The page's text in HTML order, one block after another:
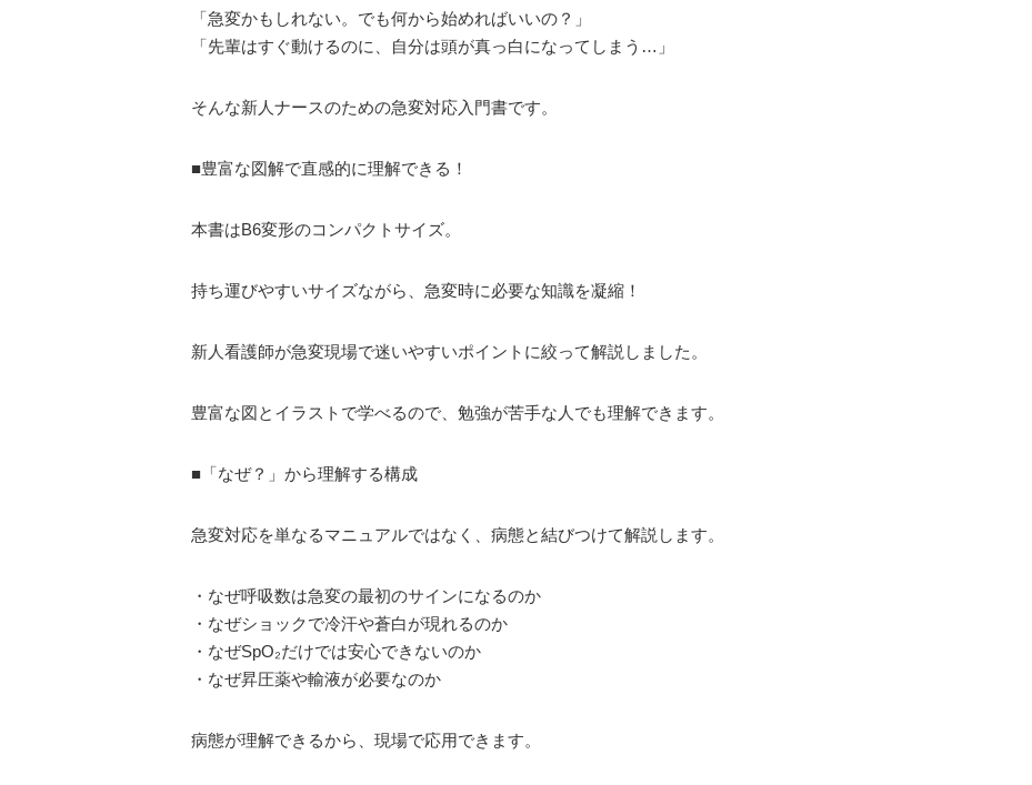
「急変かもしれない。でも何から始めればいいの？」
「先輩はすぐ動けるのに、自分は頭が真っ白になってしまう…」
そんな新人ナースのための急変対応入門書です。
■豊富な図解で直感的に理解できる！
本書はB6変形のコンパクトサイズ。
持ち運びやすいサイズながら、急変時に必要な知識を凝縮！
新人看護師が急変現場で迷いやすいポイントに絞って解説しました。
豊富な図とイラストで学べるので、勉強が苦手な人でも理解できます。
■「なぜ？」から理解する構成
急変対応を単なるマニュアルではなく、病態と結びつけて解説します。
・なぜ呼吸数は急変の最初のサインになるのか
・なぜショックで冷汗や蒼白が現れるのか
・なぜSpO₂だけでは安心できないのか
・なぜ昇圧薬や輸液が必要なのか
病態が理解できるから、現場で応用できます。